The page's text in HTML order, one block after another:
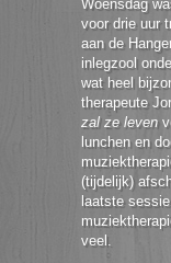
Woensdag
voor drie uur
aan de
inlegzool
wat heel
therapeute
zal ze leven
lunchen en
(tijdelijk)
laatste
veel.